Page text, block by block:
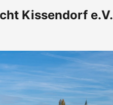
Kissendorf e.V.